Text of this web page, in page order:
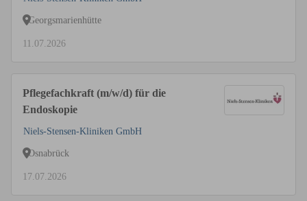
Georgsmarienhütte
11.07.2026
Pflegefachkraft (m/w/d) für die
Endoskopie
Niels-Stensen-Kliniken GmbH
Osnabrück
17.07.2026